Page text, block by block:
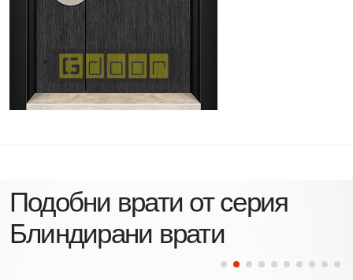
Подобни врати от серия
Блиндирани врати